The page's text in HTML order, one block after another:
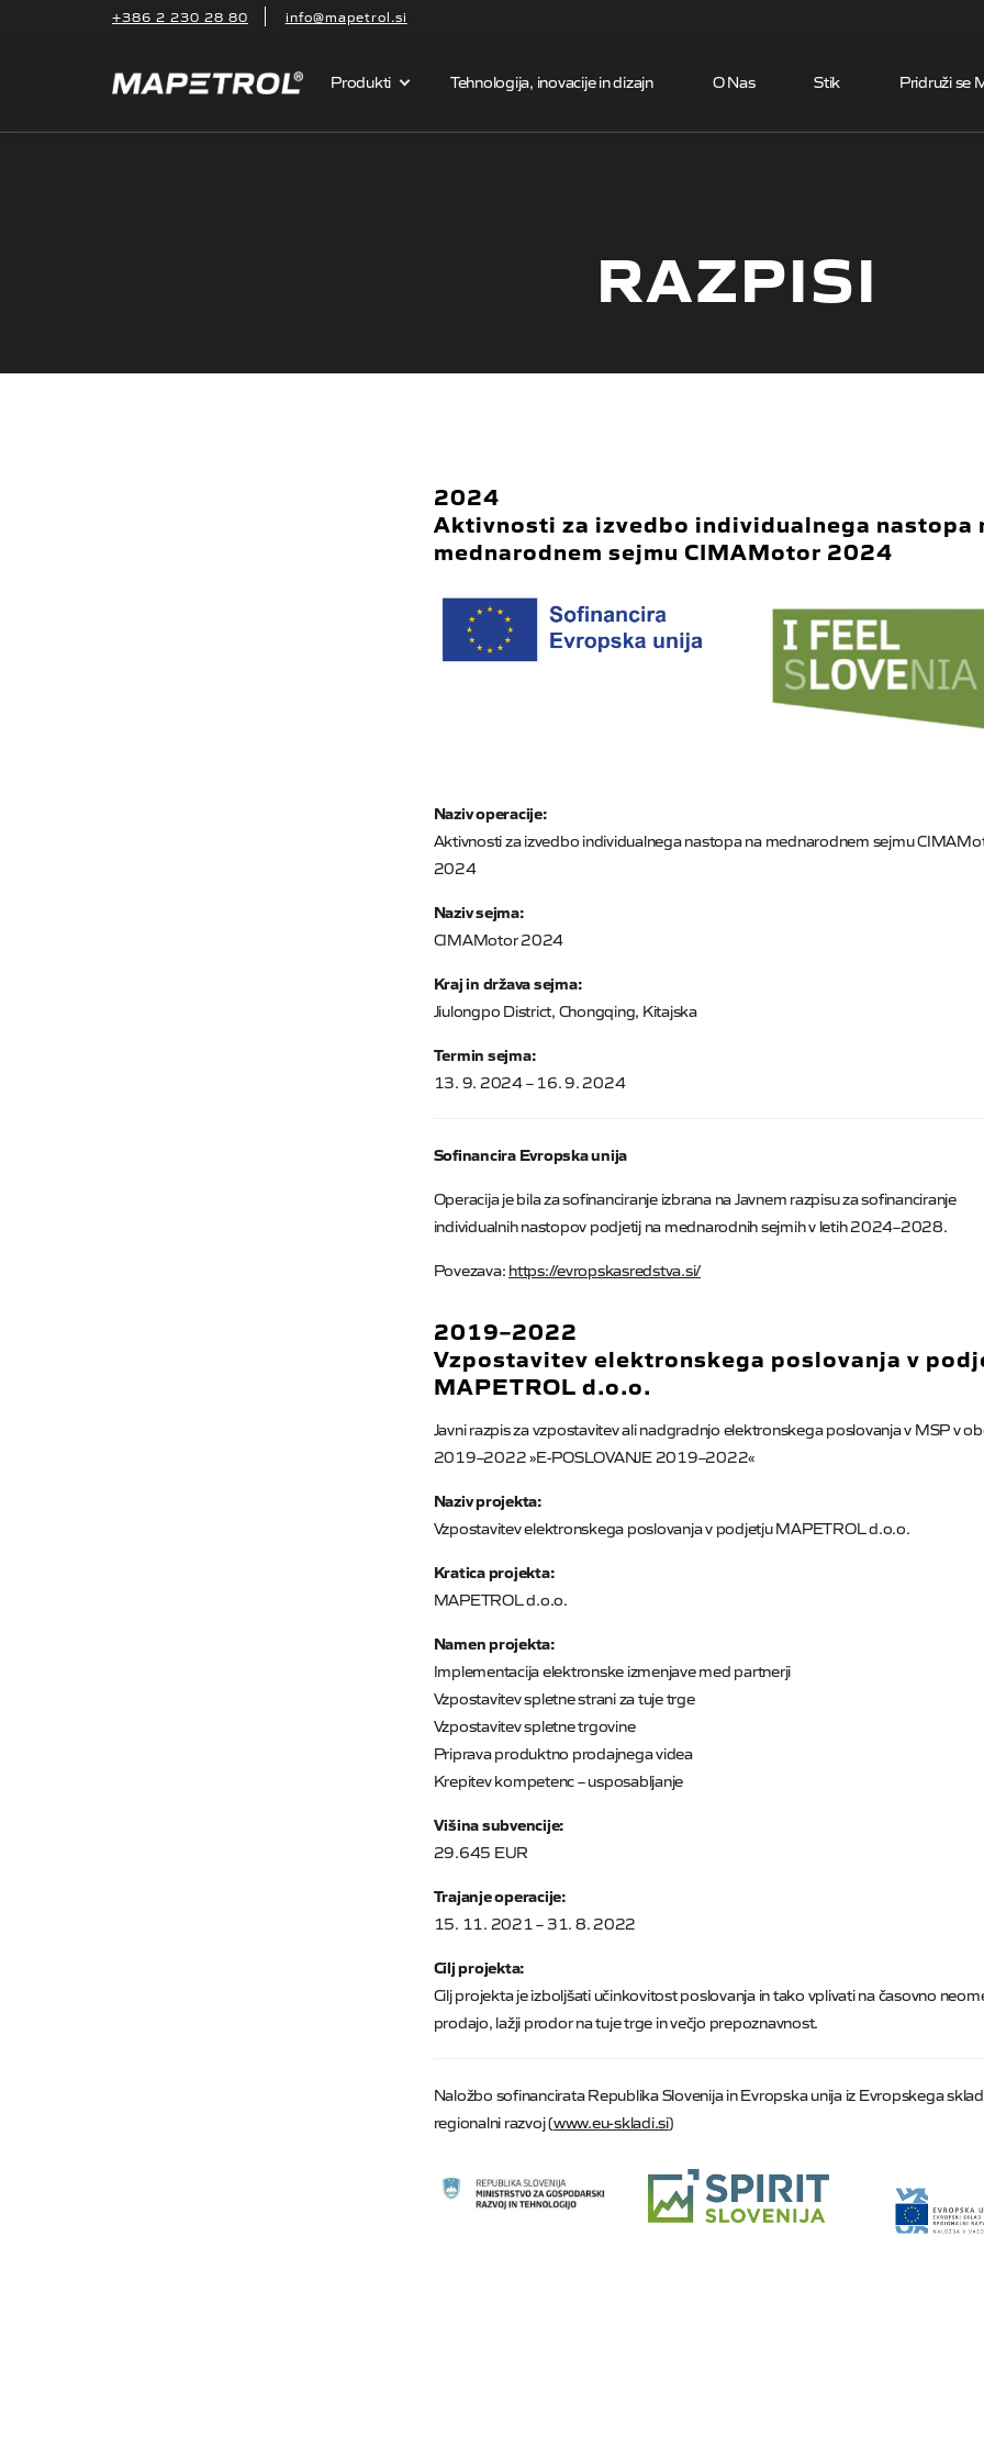
+386 2 230 28 80 info@mapetrol.si
Produkti Tehnologija, inovacije in dizajn O Nas Stik Pridruži se
RAZPISI
2024
Aktivnosti za izvedbo individualnega nastopa
mednarodnem sejmu CIMAMotor 2024
Naziv operacije:
Aktivnosti za izvedbo individualnega nastopa na mednarodnem sejmu
2024
Naziv sejma:
CIMAMotor 2024
Kraj in država sejma:
Jiulongpo District, Chongqing, Kitajska
Termin sejma:
13. 9. 2024 – 16. 9. 2024
Sofinancira Evropska unija
Operacija je bila za sofinanciranje izbrana na Javnem razpisu za sofinanciranje
individualnih nastopov podjetij na mednarodnih sejmih v letih 2024–2028.
Povezava: https://evropskasredstva.si/
2019–2022
Vzpostavitev elektronskega poslovanja v
MAPETROL d.o.o.
Javni razpis za vzpostavitev ali nadgradnjo elektronskega poslovanja v MSP v
2019–2022 »E-POSLOVANJE 2019–2022«
Naziv projekta:
Vzpostavitev elektronskega poslovanja v podjetju MAPETROL d.o.o.
Kratica projekta:
MAPETROL d.o.o.
Namen projekta:
Implementacija elektronske izmenjave med partnerji
Vzpostavitev spletne strani za tuje trge
Vzpostavitev spletne trgovine
Priprava produktno prodajnega videa
Krepitev kompetenc – usposabljanje
Višina subvencije:
29.645 EUR
Trajanje operacije:
15. 11. 2021 – 31. 8. 2022
Cilj projekta:
Cilj projekta je izboljšati učinkovitost poslovanja in tako vplivati na časovno
prodajo, lažji prodor na tuje trge in večjo prepoznavnost.
Naložbo sofinancirata Republika Slovenija in Evropska unija iz Evropskega
regionalni razvoj (www.eu-skladi.si)